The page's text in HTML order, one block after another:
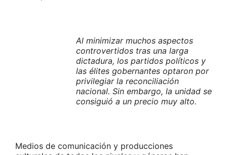
Al minimizar muchos aspectos
controvertidos tras una larga
dictadura, los partidos políticos y
las élites gobernantes optaron por
privilegiar la reconciliación
nacional. Sin embargo, la unidad se
consiguió a un precio muy alto.
Medios de comunicación y producciones